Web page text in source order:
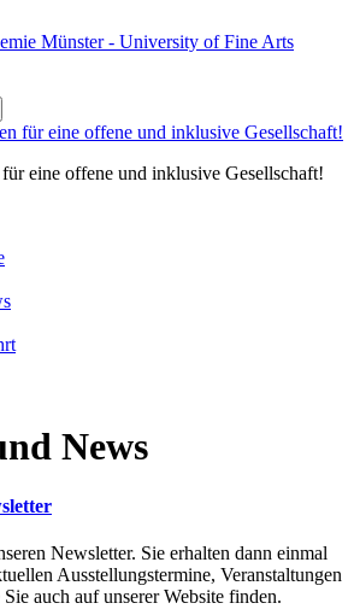
eine offene und inklusive Gesellschaft!
News
Newsletter. Sie erhalten dann einmal
Ausstellungstermine, Veranstaltungen
auch auf unserer Website finden.